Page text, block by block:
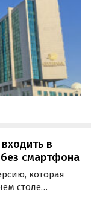
в
без смартфона
которая
столе